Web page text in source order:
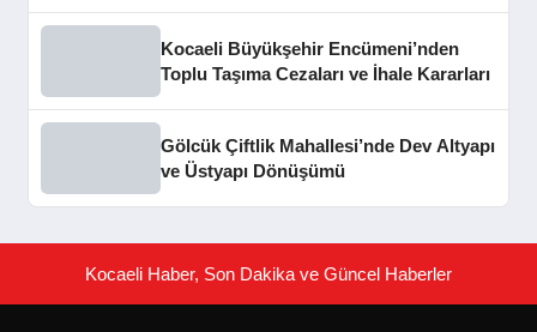
Kocaeli Büyükşehir Encümeni’nden
Toplu Taşıma Cezaları ve İhale Kararları
Gölcük Çiftlik Mahallesi’nde Dev Altyapı
ve Üstyapı Dönüşümü
Kocaeli Haber, Son Dakika ve Güncel Haberler